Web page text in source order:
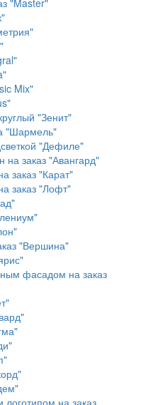
"Master"
Mix"
"Зенит"
"Шармель"
"Дефиле"
заказ "Авангард"
заказ "Карат"
заказ "Лофт"
"Вершина"
фасадом на заказ
логотипом на заказ